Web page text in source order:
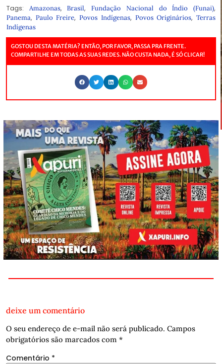
Tags: Amazonas,Brasil,Fundação Nacional do Índio (Funai),
Panema, Paulo Freire,Povos Indígenas, Povos Originários,Terras
Indígenas
GOSTOU DESTA MATÉRIA? ENTÃO, POR FAVOR, PASSA PRA FRENTE.
COMPARTILHE EM TODAS AS SUAS REDES. NÃO CUSTA NADA, É SÓ CLICAR!
deixe um comentário
O seu endereço de e-mail não será publicado. Campos
obrigatórios são marcados com *
Comentário *